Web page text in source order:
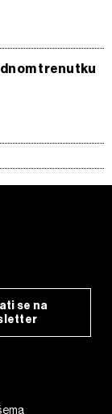
trenutku
se na